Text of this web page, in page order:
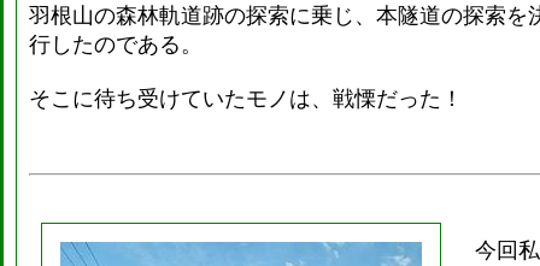
羽根山の森林軌道跡の探索に乗じ、本隧道の探索を
行したのである。
そこに待ち受けていたモノは、戦慄だった！
今回私